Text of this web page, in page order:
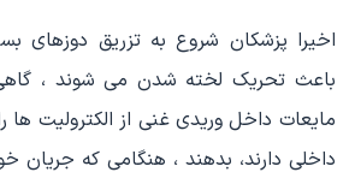
اخیرا پزشکان شروع به تزریق دوزهای
باعث تحریک لخته شدن می شوند ،
مایعات داخل وریدی غنی از الکترولیت ها
داخلی دارند، بدهند ، هنگامی که